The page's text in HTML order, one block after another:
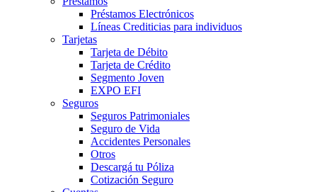
Préstamos Electrónicos
Líneas Crediticias para individuos
Tarjetas
Tarjeta de Débito
Tarjeta de Crédito
Segmento Joven
EXPO EFI
Seguros
Seguros Patrimoniales
Seguro de Vida
Accidentes Personales
Otros
Descargá tu Póliza
Cotización Seguro